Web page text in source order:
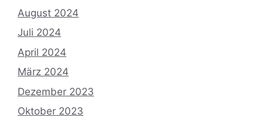
August 2024
Juli 2024
April 2024
März 2024
Dezember 2023
Oktober 2023